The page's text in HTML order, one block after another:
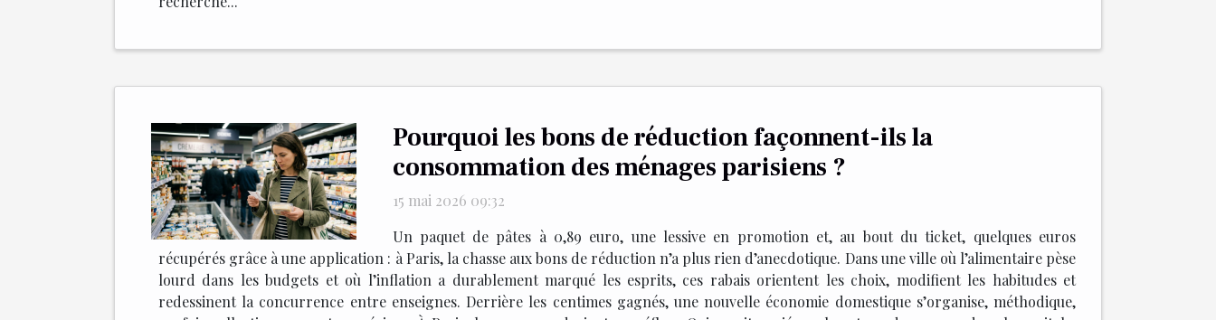
Pourquoi les bons de réduction façonnent-ils la
consommation des ménages parisiens ?
15 mai 2026 09:32
Un paquet de pâtes à 0,89 euro, une lessive en promotion et, au bout du ticket, quelques euros
récupérés grâce à une application : à Paris, la chasse aux bons de réduction n’a plus rien d’anecdotique. Dans une ville où l’alimentaire pèse
lourd dans les budgets et où l’inflation a durablement marqué les esprits, ces rabais orientent les choix, modifient les habitudes et
redessinent la concurrence entre enseignes. Derrière les centimes gagnés, une nouvelle économie domestique s’organise, méthodique,